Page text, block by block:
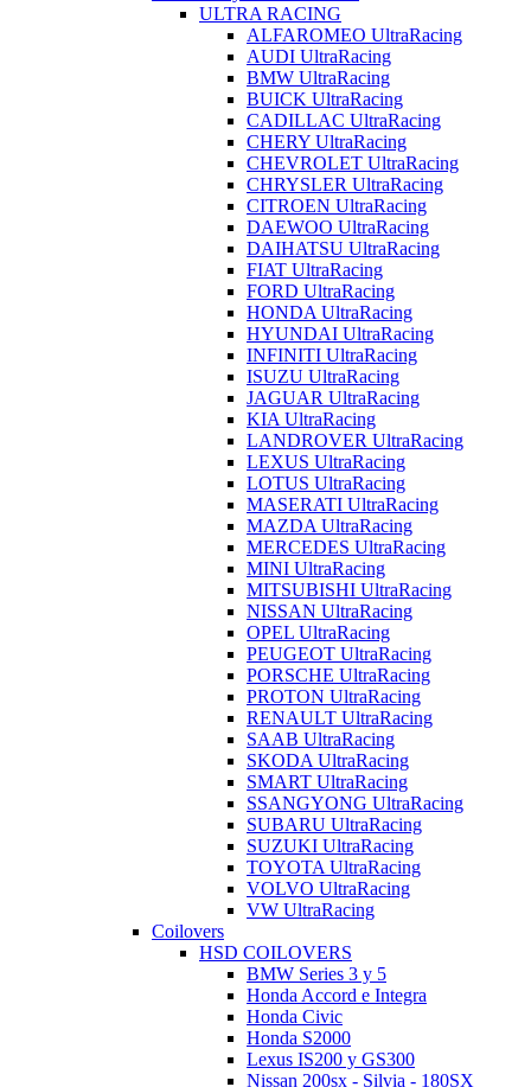
ULTRA RACING
ALFAROMEO UltraRacing
AUDI UltraRacing
BMW UltraRacing
BUICK UltraRacing
CADILLAC UltraRacing
CHERY UltraRacing
CHEVROLET UltraRacing
CHRYSLER UltraRacing
CITROEN UltraRacing
DAEWOO UltraRacing
DAIHATSU UltraRacing
FIAT UltraRacing
FORD UltraRacing
HONDA UltraRacing
HYUNDAI UltraRacing
INFINITI UltraRacing
ISUZU UltraRacing
JAGUAR UltraRacing
KIA UltraRacing
LANDROVER UltraRacing
LEXUS UltraRacing
LOTUS UltraRacing
MASERATI UltraRacing
MAZDA UltraRacing
MERCEDES UltraRacing
MINI UltraRacing
MITSUBISHI UltraRacing
NISSAN UltraRacing
OPEL UltraRacing
PEUGEOT UltraRacing
PORSCHE UltraRacing
PROTON UltraRacing
RENAULT UltraRacing
SAAB UltraRacing
SKODA UltraRacing
SMART UltraRacing
SSANGYONG UltraRacing
SUBARU UltraRacing
SUZUKI UltraRacing
TOYOTA UltraRacing
VOLVO UltraRacing
VW UltraRacing
Coilovers
HSD COILOVERS
BMW Series 3 y 5
Honda Accord e Integra
Honda Civic
Honda S2000
Lexus IS200 y GS300
Nissan 200sx - Silvia - 180SX